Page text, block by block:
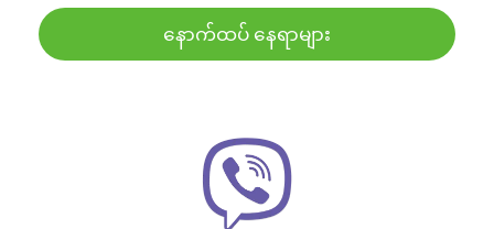
နောက်ထပ် နေရာများ